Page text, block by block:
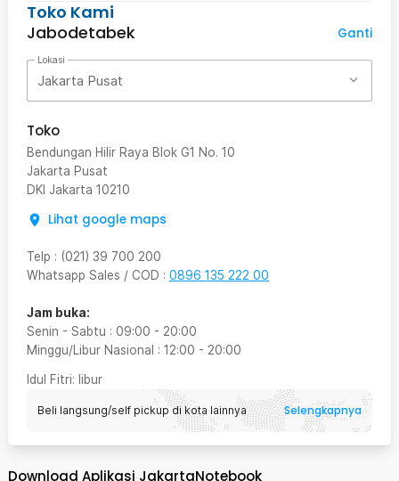
Toko Kami
Jabodetabek
Ganti
Lokasi
Jakarta Pusat
Toko
Bendungan Hilir Raya Blok G1 No. 10
Jakarta Pusat
DKI Jakarta 10210
Lihat google maps
Telp : (021) 39 700 200
Whatsapp Sales / COD : 0896 135 222 00
Jam buka:
Senin - Sabtu : 09:00 - 20:00
Minggu/Libur Nasional : 12:00 - 20:00
Idul Fitri: libur
Beli langsung/self pickup di kota lainnya Selengkapnya
Download Aplikasi JakartaNotebook